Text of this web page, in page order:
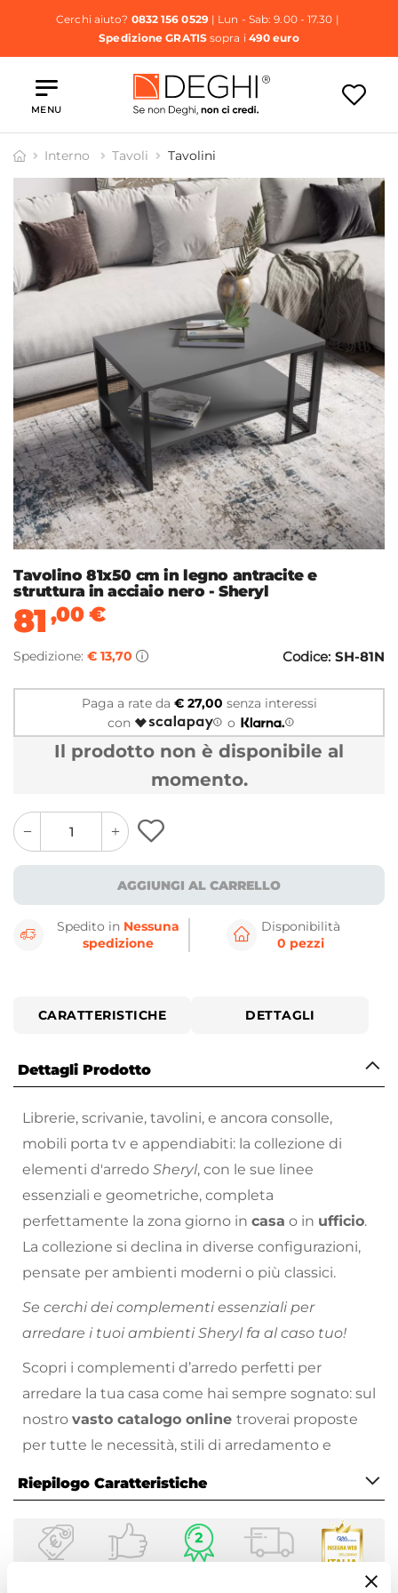
Cerchi aiuto? 0832 156 0529| Lun - Sab: 9.00 - 17.30 |
Spedizione GRATISsopra i 490 euro
MENU
Interno Tavoli Tavolini
Tavolino 81x50 cm in legno antracite e
struttura in acciaio nero - Sheryl
81,00€
Spedizione: € 13,70 Codice: SH-81N
Paga a rate da € 27,00 senza interessi
con
o
Il prodotto non è disponibile al
momento.
quantity
button
quantity
minus
button
AGGIUNGI AL CARRELLO
Spedito in Nessuna
spedizione
Disponibilità
0 pezzi
CARATTERISTICHE DETTAGLI
Dettagli Prodotto
Librerie, scrivanie, tavolini, e ancora consolle,
mobili porta tv e appendiabiti: la collezione di
elementi d'arredo Sheryl, con le sue linee
essenziali e geometriche, completa
perfettamente la zona giorno in casa o in ufficio.
La collezione si declina in diverse configurazioni,
pensate per ambienti moderni o più classici.
Se cerchi dei complementi essenziali per
arredare i tuoi ambienti Sheryl fa al caso tuo!
Scopri i complementi d’arredo perfetti per
arredare la tua casa come hai sempre sognato: sul
nostro vasto catalogo online troverai proposte
per tutte le necessità, stili di arredamento e
Riepilogo Caratteristiche
Caratteristiche
Tipologia